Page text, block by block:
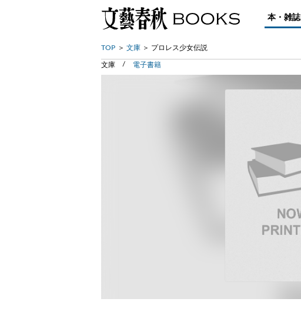
本・雑誌
TOP 文庫 プロレス少女伝説
文庫 電子書籍